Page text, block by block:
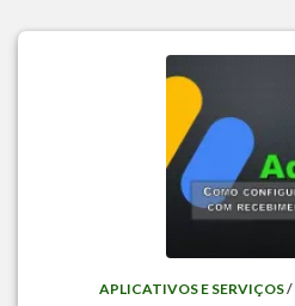
APLICATIVOS E SERVIÇOS/